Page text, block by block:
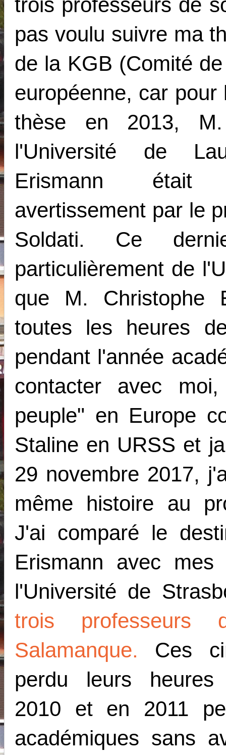
trois professeurs de
pas voulu suivre ma
de la KGB (Comité
européenne, car
thèse en 2013,
l'Université de
Erismann était
avertissement par le
Soldati. Ce
particulièrement de
que M. Christophe
toutes les heures
pendant l'année
contacter avec
peuple" en Europe
Staline en URSS et
29 novembre 2017,
même histoire au
J'ai comparé le
Erismann avec
l'Université de
trois professeurs
Salamanque. Ces
perdu leurs heures
2010 et en 2011
académiques sans